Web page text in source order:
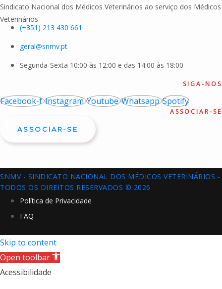
Sindicato Nacional dos Médicos Veterinários ao serviço dos Médicos
Veterinários
(+351) 213 430 661
geral@snmv.pt
Segunda-Sexta 10:00 às 12:00 e das 14:00 às 18:00
SIGA-NOS
Facebook-f Instagram Youtube Whatsapp Spotify
ASSOCIAR-SE
ASSOCIAR-SE
SNMV - SINDICATO NACIONAL DOS MÉDICOS VETERINÁRIOS -
TODOS OS DIREITOS RESERVADOS © 2026
Política de Privacidade
FAQ
Skip to content
Open toolbar
Acessibilidade